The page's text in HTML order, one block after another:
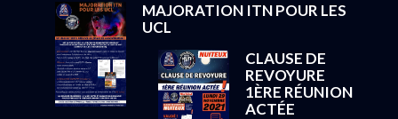
MAJORATION ITN POUR LES
UCL
CLAUSE DE
REVOYURE
1ÈRE RÉUNION
ACTÉE